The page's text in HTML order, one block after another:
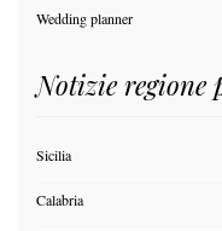
Wedding planner
Notizie regione
Sicilia
Calabria